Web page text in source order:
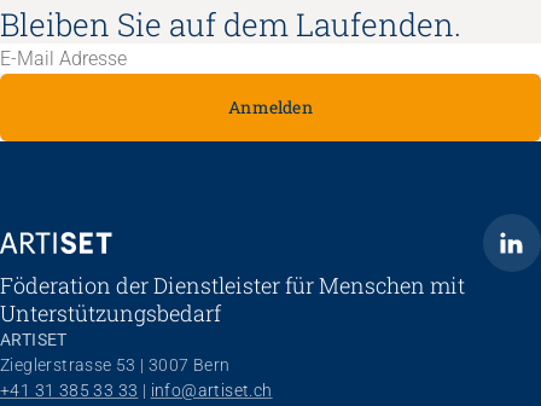
Bleiben Sie auf dem Laufenden.
Anmelden
ARTISET
Föderation der Dienstleister für Menschen mit
Unterstützungsbedarf
ARTISET
Zieglerstrasse 53 | 3007 Bern
+41 31 385 33 33 | info@artiset.ch